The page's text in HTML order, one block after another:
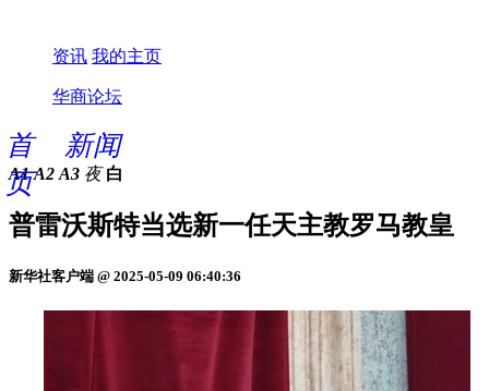
资讯 我的主页
华商论坛
首
页
新闻
A1 A2 A3 夜 白
普雷沃斯特当选新一任天主教罗马教皇
新华社客户端 @ 2025-05-09 06:40:36